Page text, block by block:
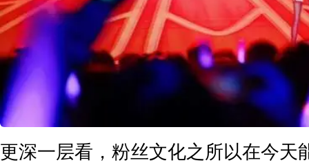
更深一层看，粉丝文化之所以在今天